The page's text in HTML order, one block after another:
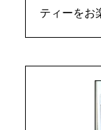
ティーをお